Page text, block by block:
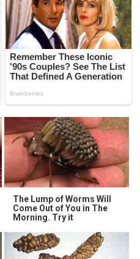
The Lump of Worms Will
Come Out of You in The
Morning. Try it